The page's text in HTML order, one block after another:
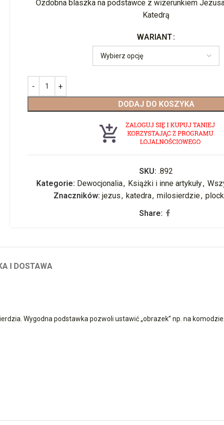
Ozdobna blaszka na podstawce z wizerunkiem
Katedrą
WARIANT
DODAJ DO KOSZYKA
SKU: .892
Kategorie: Dewocjonalia, Książki i inne artykuły,
Znaczników: jezus, katedra, milosierdzie, plock
Share:
I DOSTAWA
Wygodna podstawka pozwoli ustawić „obrazek” np. na komodzie.